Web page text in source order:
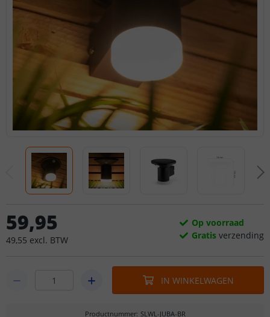
59,95
49,55 excl. BTW
Op voorraad
Gratis verzending
IN WINKELWAGEN
Productnummer: SLWL-JUBA-BR